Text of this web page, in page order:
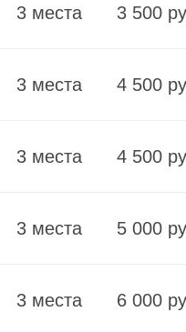
3 места 3 500
3 места 4 500
3 места 4 500
3 места 5 000
3 места 6 000